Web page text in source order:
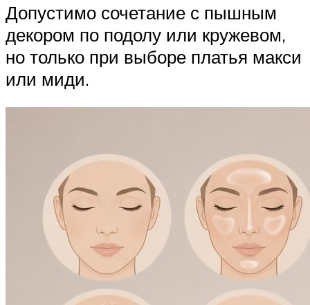
Допустимо сочетание с пышным
декором по подолу или кружевом,
но только при выборе платья макси
или миди.